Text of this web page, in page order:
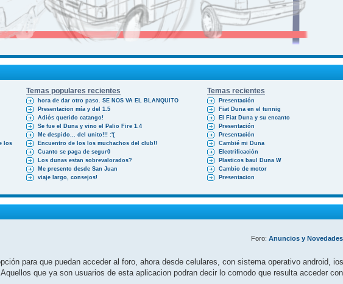
Temas populares recientes Temas recientes
los
hora de dar otro paso. SE NOS VA EL BLANQUITO
Presentacion mía y del 1.5
Adiós querido catango!
Se fue el Duna y vino el Palio Fire 1.4
Me despido... del unito!!! :'(
Encuentro de los los muchachos del club!!
Cuanto se paga de segur0
Los dunas estan sobrevalorados?
Me presento desde San Juan
viaje largo, consejos!
Presentación
Fiat Duna en el tunnig
El Fiat Duna y su encanto
Presentación
Presentación
Cambié mi Duna
Electrificación
Plasticos baul Duna W
Cambio de motor
Presentacion
Foro: Anuncios y Novedades
para que puedan acceder al foro, ahora desde celulares, con sistema operativo android,
que ya son usuarios de esta aplicacion podran decir lo comodo que resulta acceder